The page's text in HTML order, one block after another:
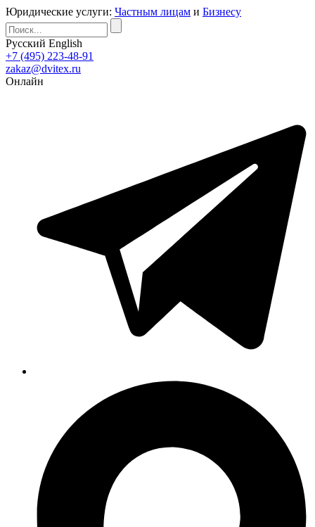
Юридические услуги: Частным лицам и Бизнесу
Русский English
+7 (495) 223-48-91
zakaz@dvitex.ru
Онлайн